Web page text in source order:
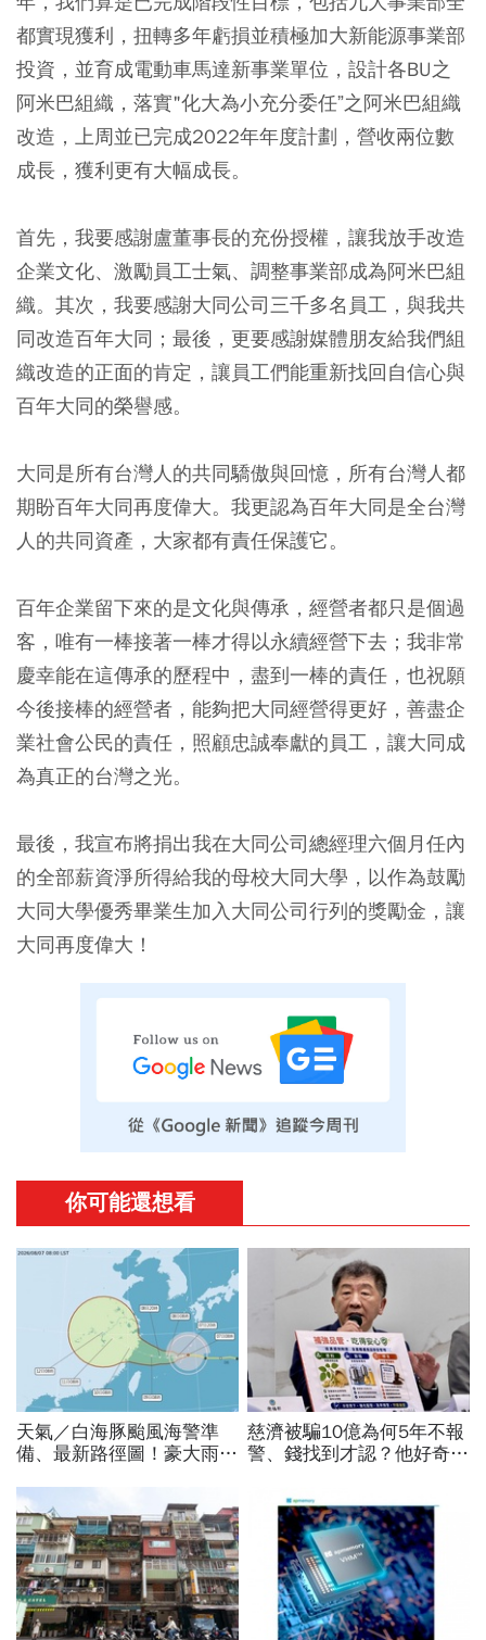
都實現獲利，扭轉多年虧損並積極加大新能源事業部
投資，並育成電動車馬達新事業單位，設計各BU之
阿米巴組織，落實"化大為小充分委任”之阿米巴組織
改造，上周並已完成2022年年度計劃，營收兩位數
成長，獲利更有大幅成長。
首先，我要感謝盧董事長的充份授權，讓我放手改造
企業文化、激勵員工士氣、調整事業部成為阿米巴組
織。其次，我要感謝大同公司三千多名員工，與我共
同改造百年大同；最後，更要感謝媒體朋友給我們組
織改造的正面的肯定，讓員工們能重新找回自信心與
百年大同的榮譽感。
大同是所有台灣人的共同驕傲與回憶，所有台灣人都
期盼百年大同再度偉大。我更認為百年大同是全台灣
人的共同資產，大家都有責任保護它。
百年企業留下來的是文化與傳承，經營者都只是個過
客，唯有一棒接著一棒才得以永續經營下去；我非常
慶幸能在這傳承的歷程中，盡到一棒的責任，也祝願
今後接棒的經營者，能夠把大同經營得更好，善盡企
業社會公民的責任，照顧忠誠奉獻的員工，讓大同成
為真正的台灣之光。
最後，我宣布將捐出我在大同公司總經理六個月任內
的全部薪資淨所得給我的母校大同大學，以作為鼓勵
大同大學優秀畢業生加入大同公司行列的獎勵金，讓
大同再度偉大！